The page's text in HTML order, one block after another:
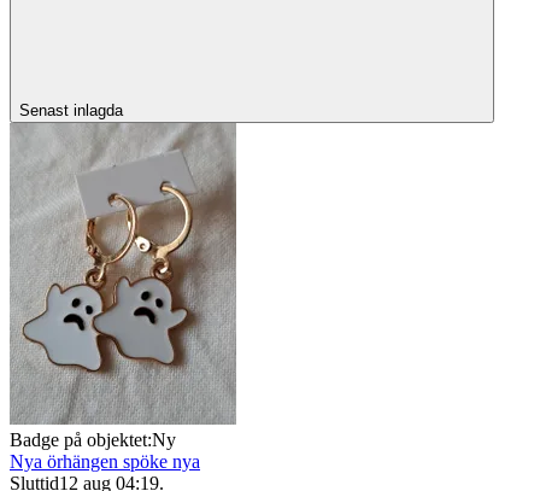
Senast inlagda
Badge på objektet:Ny
Nya örhängen spöke nya
Sluttid12 aug 04:19.